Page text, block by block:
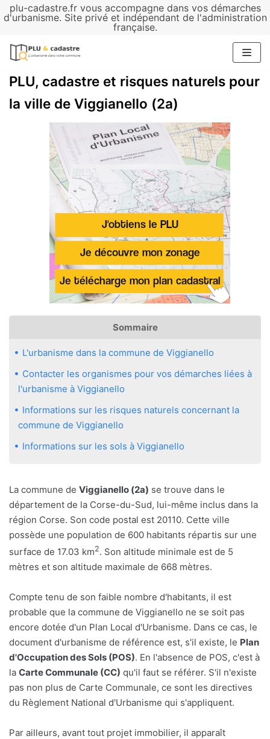
plu-cadastre.fr vous accompagne dans vos démarches
d'urbanisme. Site privé et indépendant de l'administration
française.
Aller
contenu
PLU, cadastre et risques naturels pour
la ville de Viggianello (2a)
Sommaire
L'urbanisme dans la commune de Viggianello
Contacter les organismes pour vos démarches liées à
l'urbanisme à Viggianello
Informations sur les risques naturels concernant la
commune de Viggianello
Informations sur les sols à Viggianello
La commune de Viggianello (2a) se trouve dans le
département de la Corse-du-Sud, lui-même inclus dans la
région Corse. Son code postal est 20110. Cette ville
possède une population de 600 habitants répartis sur une
surface de 17.03 km2. Son altitude minimale est de 5
mètres et son altitude maximale de 668 mètres.
Compte tenu de son faible nombre d'habitants, il est
probable que la commune de Viggianello ne se soit pas
encore dotée d'un Plan Local d'Urbanisme. Dans ce cas, le
document d'urbanisme de référence est, s'il existe, le Plan
d'Occupation des Sols (POS). En l'absence de POS, c'est à
la Carte Communale (CC) qu'il faut se référer. S'il n'existe
pas non plus de Carte Communale, ce sont les directives
du Règlement National d'Urbanisme qui s'appliquent.
Par ailleurs, avant tout projet immobilier, il apparaît